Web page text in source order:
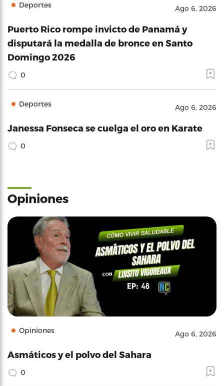
Deportes Ago 6, 2026
Puerto Rico rompe invicto de Panamá y
disputará la medalla de bronce en Santo
Domingo 2026
0
Deportes Ago 6, 2026
Janessa Fonseca se cuelga el oro en Karate
0
Opiniones
Opiniones Ago 6, 2026
Asmáticos y el polvo del Sahara
0